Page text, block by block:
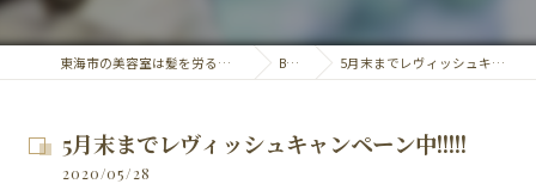
東海市の美容室は髪を労る美容室・カナリア BLOG 5月末までレヴィッシュキャンペーン中!!!!!
5月末までレヴィッシュキャンペーン中!!!!!
2020/05/28